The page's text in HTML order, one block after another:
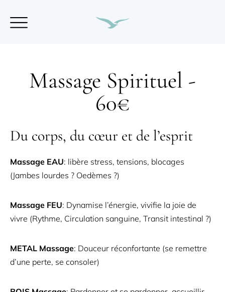
Massage Spirituel -
60€
Du corps, du cœur et de l’esprit
Massage EAU: libère stress, tensions, blocages
(Jambes lourdes ? Oedèmes ?)
Massage FEU: Dynamise l’énergie, vivifie la joie de
vivre (Rythme, Circulation sanguine, Transit intestinal ?)
METAL Massage: Douceur réconfortante (se remettre
d’une perte, se consoler)